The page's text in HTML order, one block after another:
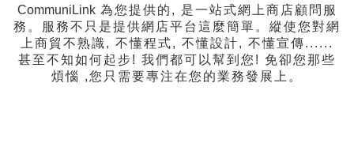
CommuniLink為您提供的, 是一站式網上商店顧問服
務。服務不只是提供網店平台這麼簡單。縱使您對網
上商貿不熟識, 不懂程式, 不懂設計, 不懂宣傳......
甚至不知如何起步! 我們都可以幫到您! 免卻您那些
煩惱 ,您只需要專注在您的業務發展上。